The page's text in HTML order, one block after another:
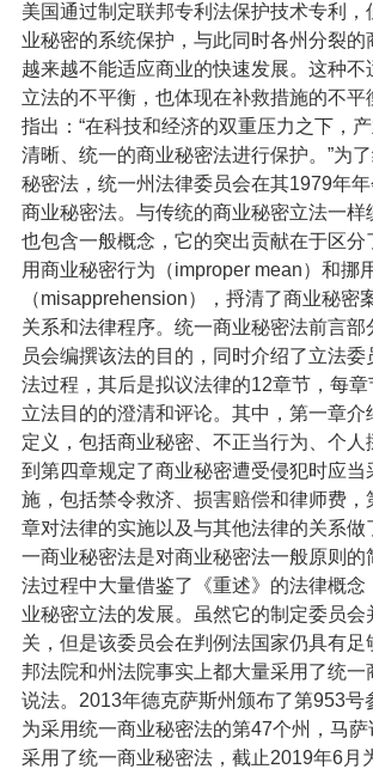
美国通过制定联邦专利法保护技术专利，
业秘密的系统保护，与此同时各州分裂的
越来越不能适应商业的快速发展。这种不
立法的不平衡，也体现在补救措施的不平
指出：“在科技和经济的双重压力之下，
清晰、统一的商业秘密法进行保护。”为
秘密法，统一州法律委员会在其1979年
商业秘密法。与传统的商业秘密立法一样
也包含一般概念，它的突出贡献在于区分
用商业秘密行为（improper mean）和挪
（misapprehension），捋清了商业秘密
关系和法律程序。统一商业秘密法前言部
员会编撰该法的目的，同时介绍了立法委
法过程，其后是拟议法律的12章节，每
立法目的的澄清和评论。其中，第一章介
定义，包括商业秘密、不正当行为、个人
到第四章规定了商业秘密遭受侵犯时应当
施，包括禁令救济、损害赔偿和律师费，
章对法律的实施以及与其他法律的关系做
一商业秘密法是对商业秘密法一般原则的
法过程中大量借鉴了《重述》的法律概念
业秘密立法的发展。虽然它的制定委员会
关，但是该委员会在判例法国家仍具有足
邦法院和州法院事实上都大量采用了统一
说法。2013年德克萨斯州颁布了第953号
为采用统一商业秘密法的第47个州，马
采用了统一商业秘密法，截止2019年6月